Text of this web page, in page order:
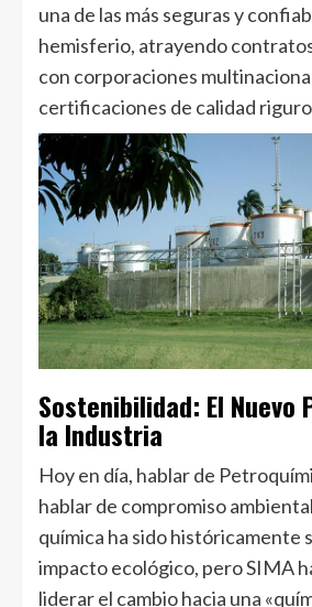
una de las más seguras y
hemisferio, atrayendo
con corporaciones
certificaciones de calidad
Sostenibilidad: El Nuevo
la Industria
Hoy en día, hablar de
hablar de compromiso
química ha sido históricamente
impacto ecológico, pero SIMA
liderar el cambio hacia una